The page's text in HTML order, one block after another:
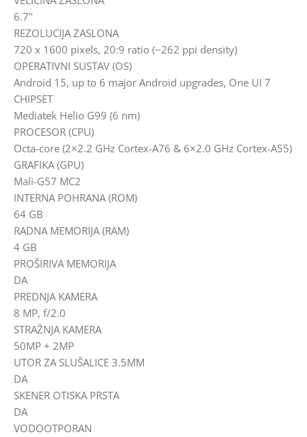
6.7"
REZOLUCIJA ZASLONA
720 x 1600 pixels, 20:9 ratio (~262 ppi density)
OPERATIVNI SUSTAV (OS)
Android 15, up to 6 major Android upgrades, One UI 7
CHIPSET
Mediatek Helio G99 (6 nm)
PROCESOR (CPU)
Octa-core (2×2.2 GHz Cortex-A76 & 6×2.0 GHz Cortex-A55)
GRAFIKA (GPU)
Mali-G57 MC2
INTERNA POHRANA (ROM)
64 GB
RADNA MEMORIJA (RAM)
4 GB
PROŠIRIVA MEMORIJA
DA
PREDNJA KAMERA
8 MP, f/2.0
STRAŽNJA KAMERA
50MP + 2MP
UTOR ZA SLUŠALICE 3.5MM
DA
SKENER OTISKA PRSTA
DA
VODOOTPORAN